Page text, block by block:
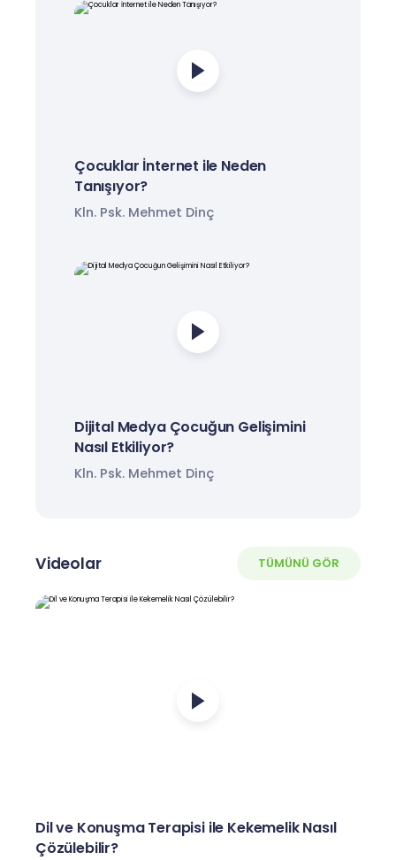
Çocuklar İnternet ile Neden
Tanışıyor?
Kln. Psk. Mehmet Dinç
Dijital Medya Çocuğun Gelişimini
Nasıl Etkiliyor?
Kln. Psk. Mehmet Dinç
Videolar TÜMÜNÜ GÖR
Dil ve Konuşma Terapisi ile Kekemelik Nasıl
Çözülebilir?